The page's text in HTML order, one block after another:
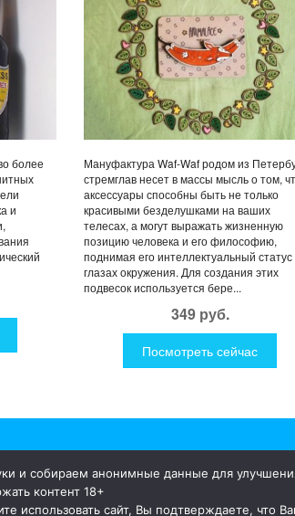
более
и
Мануфактура Waf-Waf родом из
стремглав несет в массы мысль о том,
аксессуары способны быть не только
красивыми безделушками на ваших
телесах, а могут выражать жизненную
позицию человека и его философию,
поднимая его интеллектуальный статус
глазах окружения. Для создания этих
подвесок используется бере...
349 руб.
Посмотреть сейчас
прикольные подарки для дома и улицы,
и собираем анонимные данные для
контент 18+
использовать сайт, Вы подтверждаете, что